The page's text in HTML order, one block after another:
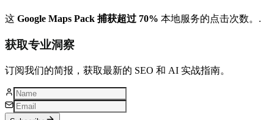
这 Google Maps Pack 捕获超过 70% 本地服务的点击次数。.
获取专业洞察
订阅我们的简报，获取最新的 SEO 和 AI 实战指南。